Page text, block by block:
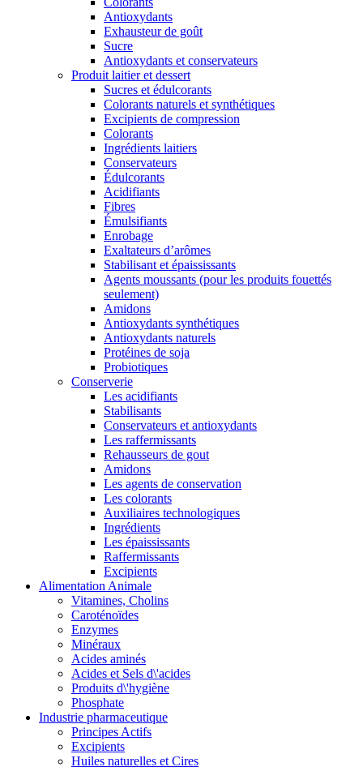
Antioxydants
Exhausteur de goût
Sucre
Antioxydants et conservateurs
Produit laitier et dessert
Sucres et édulcorants
Colorants naturels et synthétiques
Excipients de compression
Colorants
Ingrédients laitiers
Conservateurs
Édulcorants
Acidifiants
Fibres
Émulsifiants
Enrobage
Exaltateurs d’arômes
Stabilisant et épaississants
Agents moussants (pour les produits fouettés
seulement)
Amidons
Antioxydants synthétiques
Antioxydants naturels
Protéines de soja
Probiotiques
Conserverie
Les acidifiants
Stabilisants
Conservateurs et antioxydants
Les raffermissants
Rehausseurs de gout
Amidons
Les agents de conservation
Les colorants
Auxiliaires technologiques
Ingrédients
Les épaississants
Raffermissants
Excipients
Alimentation Animale
Vitamines, Cholins
Caroténoïdes
Enzymes
Minéraux
Acides aminés
Acides et Sels d\'acides
Produits d\'hygiène
Phosphate
Industrie pharmaceutique
Principes Actifs
Excipients
Huiles naturelles et Cires